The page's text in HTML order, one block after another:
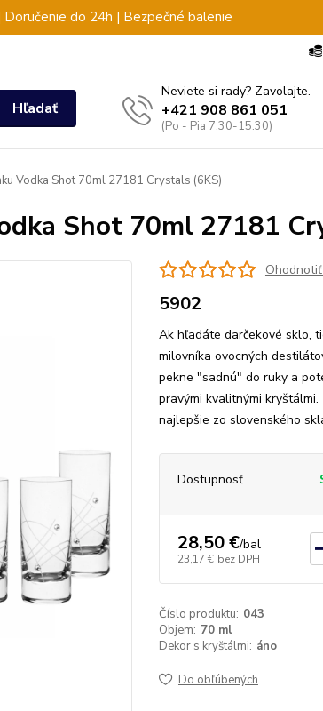
do 24h | Bezpečné balenie
Hľadať
Neviete si rady? Zavolajte.
+421 908 861 051
(Po - Pia 7:30-15:30)
Vodka Shot 70ml 27181 Crystals (6KS)
Shot 70ml 27181
5902
Ak hľadáte darčekové sklo,
milovníka ovocných
pekne "sadnú" do ruky a
pravými kvalitnými
najlepšie zo slovenského
Dostupnosť
28,50 €/bal
23,17 € bez DPH
Číslo produktu: 043
Objem: 70 ml
Dekor s kryštálmi: áno
Do obľúbených